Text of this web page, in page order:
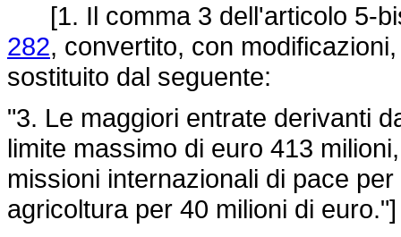
[1. Il comma 3 dell'articolo 5-
282, convertito, con
sostituito dal seguente:
"3. Le maggiori entrate derivanti
limite massimo di euro 413
missioni internazionali di pace
agricoltura per 40 milioni di